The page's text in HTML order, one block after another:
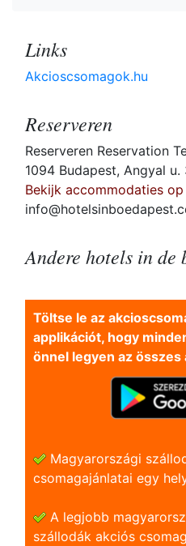
Links
Akcioscsomagok.hu
Reserveren
Reserveren Reservation
1094 Budapest, Angyal u.
Bekijk accommodaties
Andere hotels in de
Töltse le az
applikációt, hogy
önnel legyen az összes
Magyarországi
csomagajánlatai egy
A legjobb
szállodák akciós